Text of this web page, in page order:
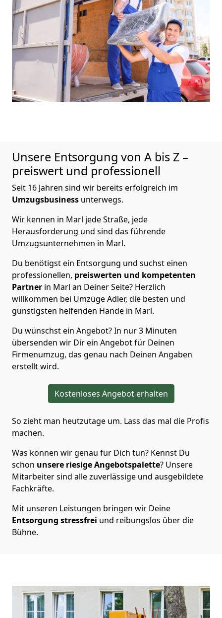
Unsere Entsorgung von A bis Z –
preiswert und professionell
Seit 16 Jahren sind wir bereits erfolgreich im
Umzugsbusiness unterwegs.
Wir kennen in Marl jede Straße, jede
Herausforderung und sind das führende
Umzugsunternehmen in Marl.
Du benötigst ein Entsorgung und suchst einen
professionellen, preiswerten und kompetenten
Partner in Marl an Deiner Seite? Herzlich
willkommen bei Umzüge Adler, die besten und
günstigsten helfenden Hände in Marl.
Du wünschst ein Angebot? In nur 3 Minuten
übersenden wir Dir ein Angebot für Deinen
Firmenumzug, das genau nach Deinen Angaben
erstellt wird.
Kostenloses Angebot erhalten
So zieht man heutzutage um. Lass das mal die Profis
machen.
Was können wir genau für Dich tun? Kennst Du
schon unsere riesige Angebotspalette? Unsere
Mitarbeiter sind alle zuverlässige und ausgebildete
Fachkräfte.
Mit unseren Leistungen bringen wir Deine
Entsorgung stressfrei und reibungslos über die
Bühne.